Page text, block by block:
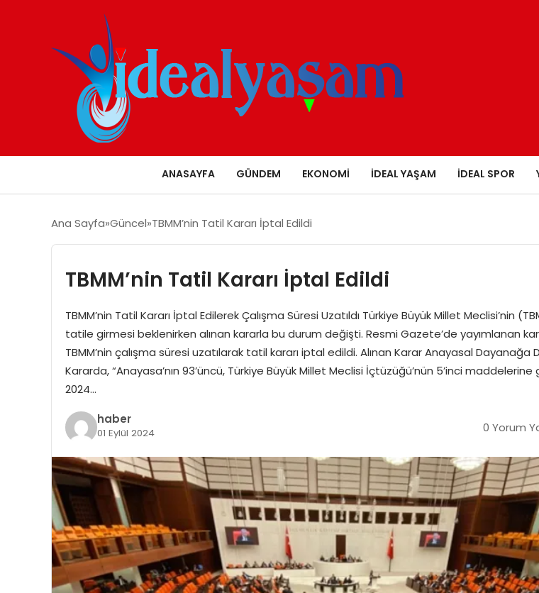
ANASAYFA GÜNDEM EKONOMI İDEAL YAŞAM İDEAL SPOR
Ana Sayfa Güncel TBMM’nin Tatil Kararı İptal Edildi
TBMM’nin Tatil Kararı İptal Edildi
TBMM’nin Tatil Kararı İptal Edilerek Çalışma Süresi Uzatıldı Türkiye Büyük Millet Meclisi’nin
tatile girmesi beklenirken alınan kararla bu durum değişti. Resmi Gazete’de yayımlanan
TBMM’nin çalışma süresi uzatılarak tatil kararı iptal edildi. Alınan Karar Anayasal Dayanağa
Kararda, “Anayasa’nın 93’üncü, Türkiye Büyük Millet Meclisi İçtüzüğü’nün 5’inci maddelerine
2024…
haber
01 Eylül 2024 0 Yorum